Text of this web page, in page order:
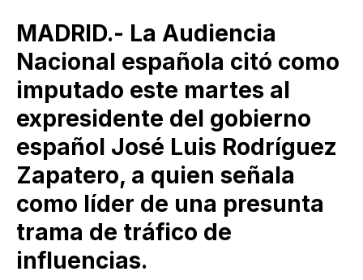
MADRID.- La Audiencia
Nacional española citó como
imputado este martes al
expresidente del gobierno
español José Luis Rodríguez
Zapatero, a quien señala
como líder de una presunta
trama de tráfico de
influencias.